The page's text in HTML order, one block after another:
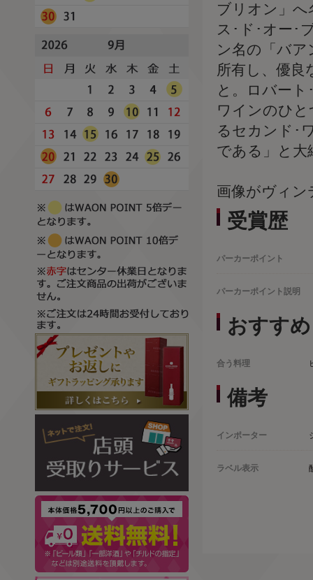
ブリオン」
ス･ド･オー･
ン名の「バ
所有し、優
と。ロバー
ワインのひ
るセカンド･
である」と大
画像がヴィン
受賞歴
パーカーポイント
パーカーポイント説明
おすすめ
合う料理
備考
インポーター
ラベル表示